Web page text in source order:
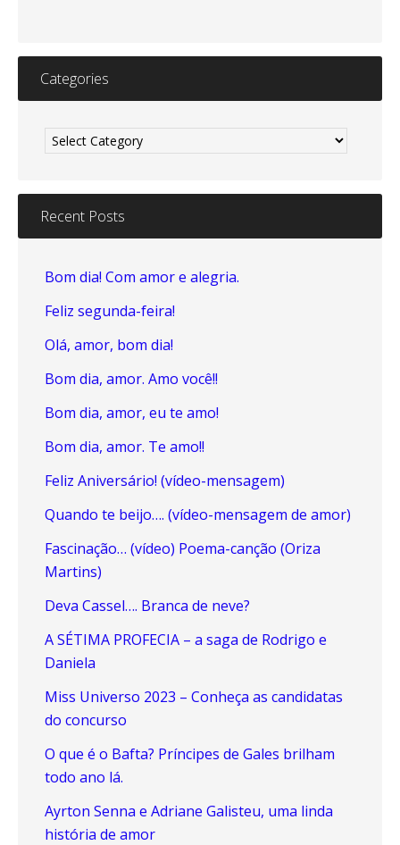
Categories
Recent Posts
Bom dia! Com amor e alegria.
Feliz segunda-feira!
Olá, amor, bom dia!
Bom dia, amor. Amo você!!
Bom dia, amor, eu te amo!
Bom dia, amor. Te amo!!
Feliz Aniversário! (vídeo-mensagem)
Quando te beijo…. (vídeo-mensagem de amor)
Fascinação… (vídeo) Poema-canção (Oriza
Martins)
Deva Cassel…. Branca de neve?
A SÉTIMA PROFECIA – a saga de Rodrigo e
Daniela
Miss Universo 2023 – Conheça as candidatas
do concurso
O que é o Bafta? Príncipes de Gales brilham
todo ano lá.
Ayrton Senna e Adriane Galisteu, uma linda
história de amor